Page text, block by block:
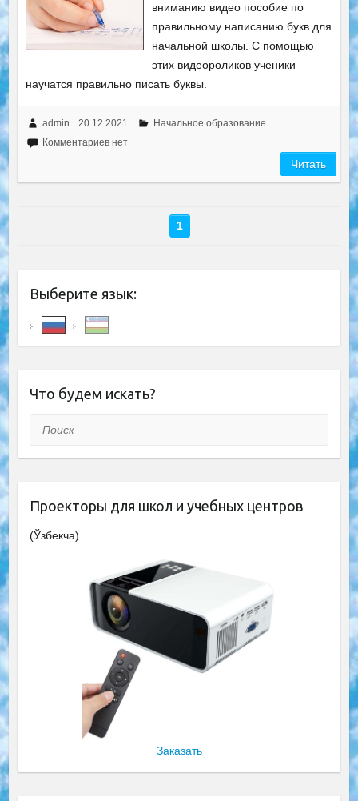
вниманию видео пособие по
правильному написанию букв для
начальной школы. С помощью
этих видеороликов ученики
научатся правильно писать буквы.
admin 20.12.2021
Начальное образование
Комментариев нет
Читать
1
Выберите язык:
Что будем искать?
Поиск
Проекторы для школ и учебных центров
(Ўзбекча)
Заказать